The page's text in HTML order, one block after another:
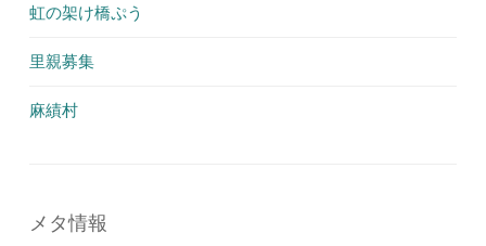
虹の架け橋ぷう
里親募集
麻績村
メタ情報